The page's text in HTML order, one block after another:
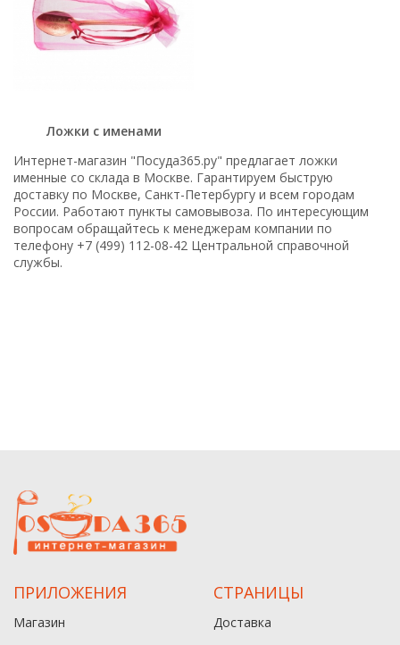
Ложки с именами
Интернет-магазин "Посуда365.ру" предлагает ложки
именные со склада в Москве. Гарантируем быструю
доставку по Москве, Санкт-Петербургу и всем городам
России. Работают пункты самовывоза. По интересующим
вопросам обращайтесь к менеджерам компании по
телефону +7 (499) 112-08-42 Центральной справочной
службы.
ПРИЛОЖЕНИЯ
Магазин
СТРАНИЦЫ
Доставка